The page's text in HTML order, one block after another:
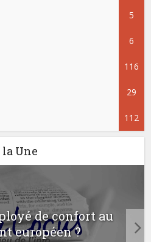
5
6
116
29
112
la Une
de confort au
européen ?